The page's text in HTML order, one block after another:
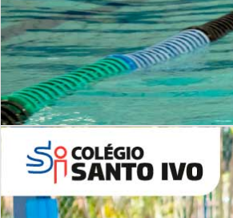
Período Integral | Saiba mais
INSTITUCIONAL